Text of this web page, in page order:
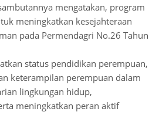
mengatakan, program
meningkatkan kesejahteraan
pada Permendagri No.26 Tahun
status pendidikan perempuan,
keterampilan perempuan dalam
lingkungan hidup,
meningkatkan peran aktif